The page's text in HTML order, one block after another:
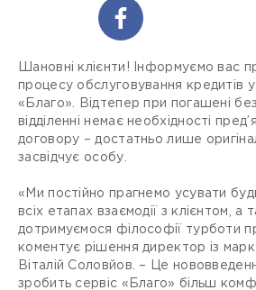
Шановні клієнти! Інформуємо вас
процесу обслуговування кредитів
«Благо». Відтепер при погашені
відділенні немає необхідності
договору – достатньо лише
засвідчує особу.
«Ми постійно прагнемо усувати
всіх етапах взаємодії з клієнтом, а
дотримуємося філософії турботи
коментує рішення директор із
Віталій Соловйов. – Це
зробить сервіс «Благо» більш